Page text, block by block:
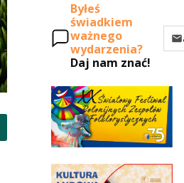
Byłeś
świadkiem
ważnego
wydarzenia?
Daj nam znać!